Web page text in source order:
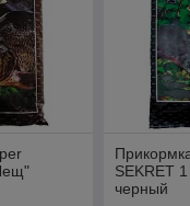
SEKRET
черный